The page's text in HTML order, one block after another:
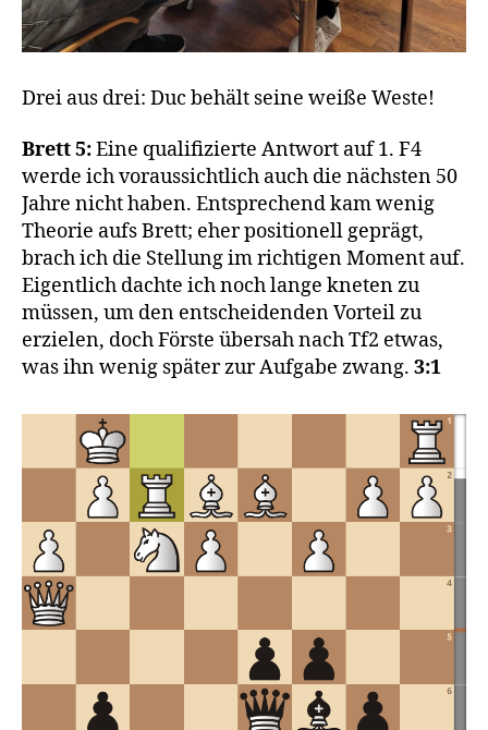
Drei aus drei: Duc behält seine weiße Weste!
Brett 5:Eine qualifizierte Antwort auf 1. F4
werde ich voraussichtlich auch die nächsten 50
Jahre nicht haben. Entsprechend kam wenig
Theorie aufs Brett; eher positionell geprägt,
brach ich die Stellung im richtigen Moment auf.
Eigentlich dachte ich noch lange kneten zu
müssen, um den entscheidenden Vorteil zu
erzielen, doch Förste übersah nach Tf2 etwas,
was ihn wenig später zur Aufgabe zwang. 3:1